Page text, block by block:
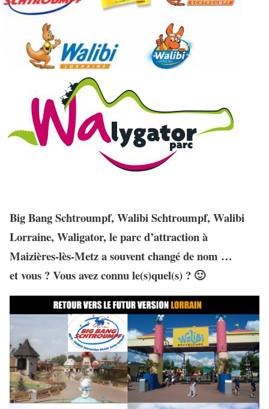
Big Bang Schtroumpf, Walibi Schtroumpf, Walibi
Lorraine, Waligator, le parc d’attraction à
Maizières-lès-Metz a souvent changé de nom …
et vous ? Vous avez connu le(s)quel(s) ? 🙂